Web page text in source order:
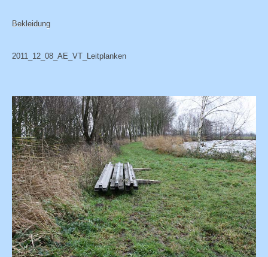
Bekleidung
2011_12_08_AE_VT_Leitplanken